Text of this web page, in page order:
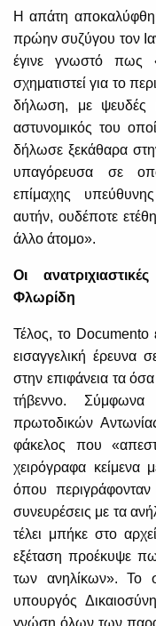
Η απάτη
πρώην συζύγου τον
έγινε γνωστό πως
σχηματιστεί για το
δήλωση, με ψευδές
αστυνομικός του
δήλωσε ξεκάθαρα
υπαγόρευσα σε
επίμαχης
αυτήν, ουδέποτε
άλλο άτομο».
Οι
Φλωρίδη
Τέλος, το Documento
εισαγγελική έρευνα
στην επιφάνεια τα
τήβεννο.
πρωτοδικών
φάκελος που
χειρόγραφα κείμενα
όπου περιγράφονταν
συνευρέσεις με τα
τέλει μπήκε στο
εξέταση προέκυψε
των ανηλίκων». Το
υπουργός